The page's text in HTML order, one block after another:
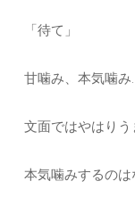
「待て」
甘噛み、本気噛み
文面ではやはり
本気噛みするのは